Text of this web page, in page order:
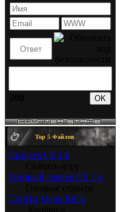
Top 5 Файлов
Скачать CS 1.6
Готовый сервер CS 1.6
Сonf1g Mega PaCk